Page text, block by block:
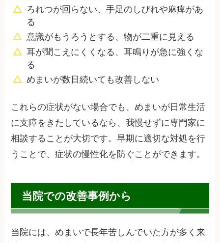
ろれつが回らない、手足のしびれや麻痺があ
る
意識がもうろうとする、物が二重に見える
耳が聞こえにくくなる、耳鳴りが急に強くな
る
めまいが数日続いても改善しない
これらの症状がない場合でも、めまいが日常生活
に支障をきたしているなら、我慢せずに専門家に
相談することが大切です。早期に適切な対処を行
うことで、症状の慢性化を防ぐことができます。
当院での改善事例から
当院には、めまいで長年苦しんでいた方が多く来